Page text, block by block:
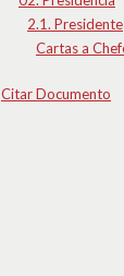
2.1. Presidente
Cartas a
Citar Documento